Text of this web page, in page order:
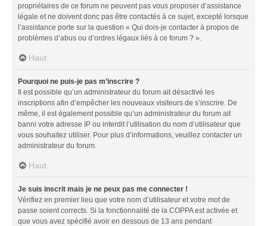
propriétaires de ce forum ne peuvent pas vous proposer d’assistance
légale et ne doivent donc pas être contactés à ce sujet, excepté lorsque
l’assistance porte sur la question « Qui dois-je contacter à propos de
problèmes d’abus ou d’ordres légaux liés à ce forum ? ».
Haut
Pourquoi ne puis-je pas m’inscrire ?
Il est possible qu’un administrateur du forum ait désactivé les
inscriptions afin d’empêcher les nouveaux visiteurs de s’inscrire. De
même, il est également possible qu’un administrateur du forum ait
banni votre adresse IP ou interdit l’utilisation du nom d’utilisateur que
vous souhaitez utiliser. Pour plus d’informations, veuillez contacter un
administrateur du forum.
Haut
Je suis inscrit mais je ne peux pas me connecter !
Vérifiez en premier lieu que votre nom d’utilisateur et votre mot de
passe soient corrects. Si la fonctionnalité de la COPPA est activée et
que vous avez spécifié avoir en dessous de 13 ans pendant